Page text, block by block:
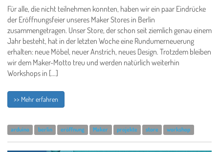
Für alle, die nicht teilnehmen konnten, haben wir ein paar Eindrücke
der Eröffnungsfeier unseres Maker Stores in Berlin
zusammengetragen. Unser Store, der schon seit ziemlich genau einem
Jahr besteht, hat in der letzten Woche eine Rundumerneuerung
erhalten: neue Möbel, neuer Anstrich, neues Design. Trotzdem bleiben
wir dem Maker-Motto treu und werden natürlich weiterhin
Workshops in […]
>> Mehr erfahren
arduino berlin eröffnung Maker projekte store workshop